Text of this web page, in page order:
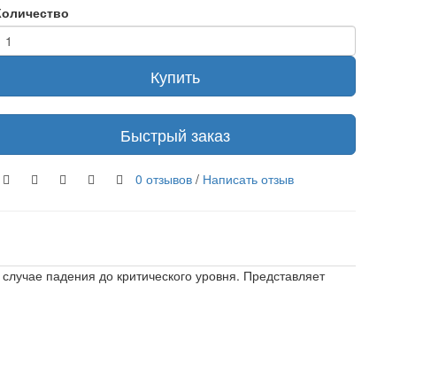
Купить
Быстрый заказ
0 отзывов / Написать отзыв
падения до критического уровня. Представляет